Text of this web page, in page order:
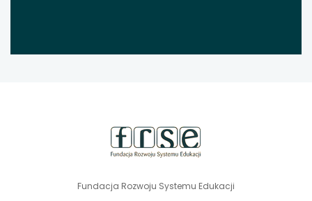
Fundacja Rozwoju Systemu Edukacji